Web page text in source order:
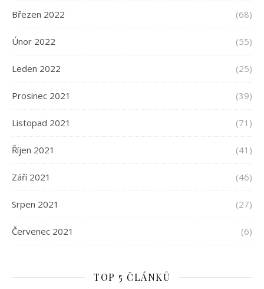
Březen 2022 (68)
Únor 2022 (55)
Leden 2022 (25)
Prosinec 2021 (39)
Listopad 2021 (71)
Říjen 2021 (41)
Září 2021 (46)
Srpen 2021 (27)
Červenec 2021 (6)
TOP 5 ČLÁNKŮ